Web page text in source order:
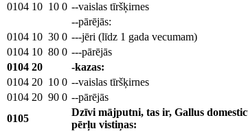
0104 10 10 0 --vaislas tīršķirnes
--pārējās:
0104 10 30 0 ---jēri (līdz 1 gada vecumam)
0104 10 80 0 ---pārējās
0104 20
-kazas:
0104 20 10 0 --vaislas tīršķirnes
0104 20 90 0 --pārējās
0105
Dzīvi mājputni, tas ir, Gallus
pērļu vistiņas: